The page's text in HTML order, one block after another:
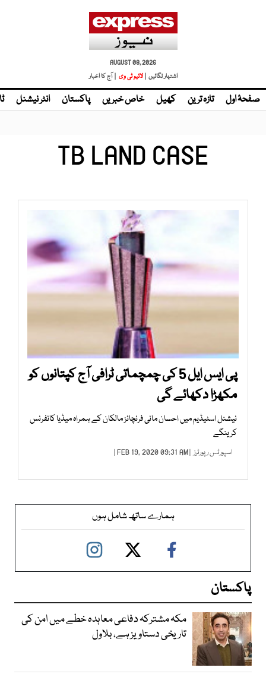
AUGUST 08, 2026
اشتہار لگائیں | لائیو ٹی وی | آج کا اخبار
صفحۂ اول تازہ ترین کھیل خاص خبریں پاکستان انٹر نیشنل
TB LAND CASE
پی ایس ایل 5 کی چمچماتی ٹرافی آج کپتانوں کو
مکھڑا دکھائے گی
نیشنل اسٹیڈیم میں احسان مانی فرنچائز مالکان کے ہمراہ میڈیا کانفرنس
کرینگے
اسپورٹس رپورٹرز | FEB 19, 2020 09:31 AM |
ہمارے ساتھ شامل ہوں
پاکستان
مکہ مشترکہ دفاعی معاہدہ خطے میں امن کی
تاریخی دستاویز ہے، بلاول